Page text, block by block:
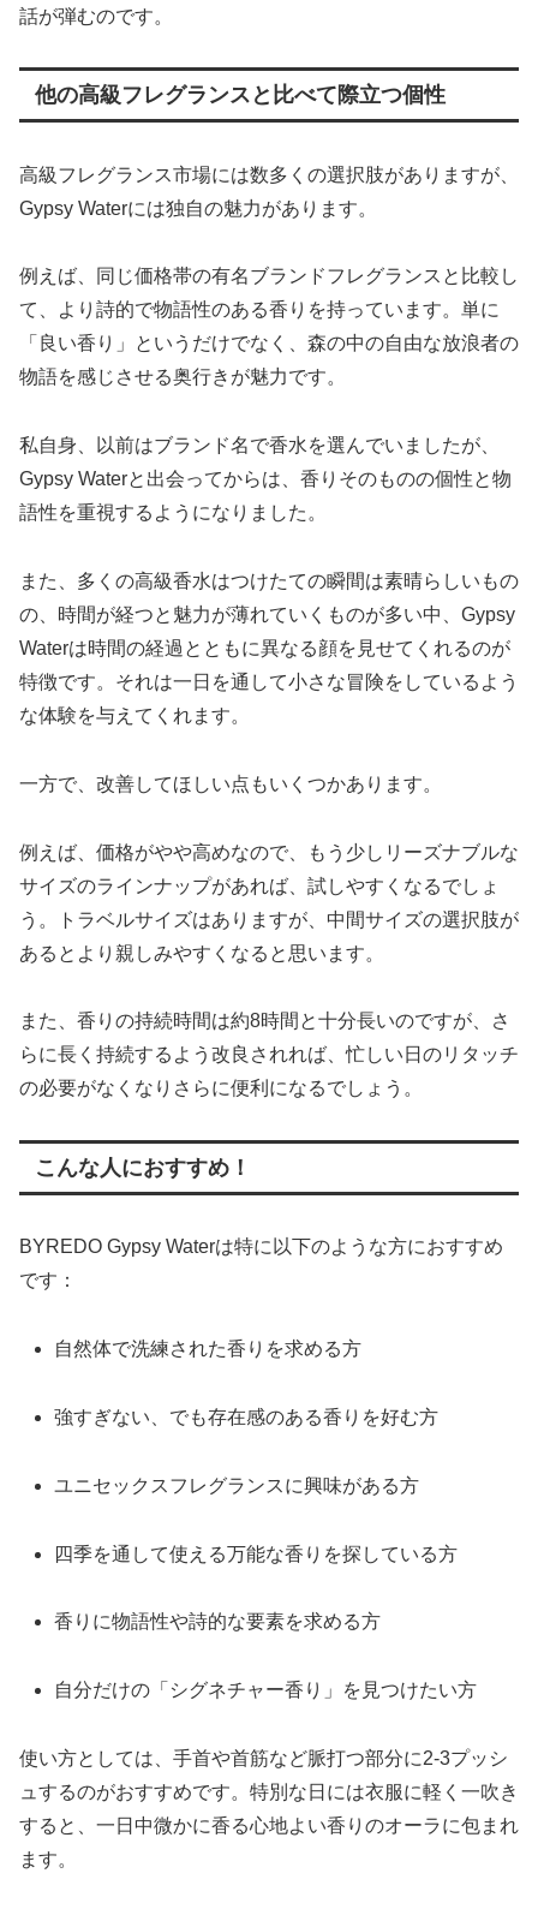
話が弾むのです。
他の高級フレグランスと比べて際立つ個性
高級フレグランス市場には数多くの選択肢がありますが、
Gypsy Waterには独自の魅力があります。
例えば、同じ価格帯の有名ブランドフレグランスと比較し
て、より詩的で物語性のある香りを持っています。単に
「良い香り」というだけでなく、森の中の自由な放浪者の
物語を感じさせる奥行きが魅力です。
私自身、以前はブランド名で香水を選んでいましたが、
Gypsy Waterと出会ってからは、香りそのものの個性と物
語性を重視するようになりました。
また、多くの高級香水はつけたての瞬間は素晴らしいもの
の、時間が経つと魅力が薄れていくものが多い中、Gypsy
Waterは時間の経過とともに異なる顔を見せてくれるのが
特徴です。それは一日を通して小さな冒険をしているよう
な体験を与えてくれます。
一方で、改善してほしい点もいくつかあります。
例えば、価格がやや高めなので、もう少しリーズナブルな
サイズのラインナップがあれば、試しやすくなるでしょ
う。トラベルサイズはありますが、中間サイズの選択肢が
あるとより親しみやすくなると思います。
また、香りの持続時間は約8時間と十分長いのですが、さ
らに長く持続するよう改良されれば、忙しい日のリタッチ
の必要がなくなりさらに便利になるでしょう。
こんな人におすすめ！
BYREDO Gypsy Waterは特に以下のような方におすすめ
です：
自然体で洗練された香りを求める方
強すぎない、でも存在感のある香りを好む方
ユニセックスフレグランスに興味がある方
四季を通して使える万能な香りを探している方
香りに物語性や詩的な要素を求める方
自分だけの「シグネチャー香り」を見つけたい方
使い方としては、手首や首筋など脈打つ部分に2-3プッシ
ュするのがおすすめです。特別な日には衣服に軽く一吹き
すると、一日中微かに香る心地よい香りのオーラに包まれ
ます。